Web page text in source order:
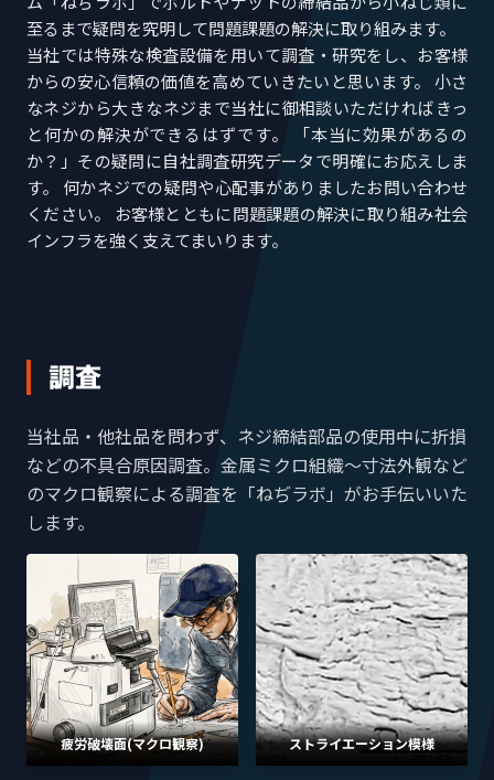
至るまで疑問を究明して問題課題の解決に取り組みます。
当社では特殊な検査設備を用いて調査・研究をし、お客様
からの安心信頼の価値を高めていきたいと思います。 小さ
なネジから大きなネジまで当社に御相談いただければきっ
と何かの解決ができるはずです。 「本当に効果があるの
か？」その疑問に自社調査研究データで明確にお応えしま
す。 何かネジでの疑問や心配事がありましたお問い合わせ
ください。 お客様とともに問題課題の解決に取り組み社会
インフラを強く支えてまいります。
調査
当社品・他社品を問わず、ネジ締結部品の使用中に折損
などの不具合原因調査。金属ミクロ組織〜寸法外観など
のマクロ観察による調査を「ねぢラボ」がお手伝いいた
します。
疲労破壊面(マクロ観察) ストライエーション模様